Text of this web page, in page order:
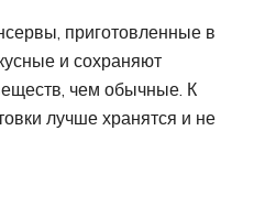
приготовленные в
и сохраняют
чем обычные. К
лучше хранятся и не